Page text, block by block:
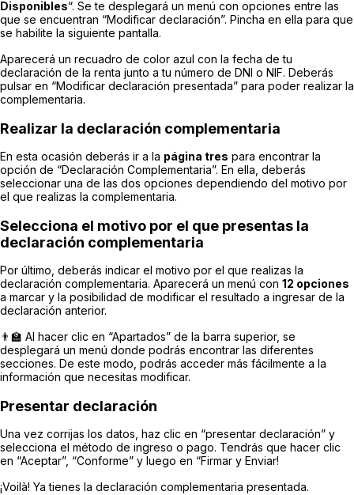
Disponibles“. Se te desplegará un menú con opciones entre las
que se encuentran “Modificar declaración”. Pincha en ella para que
se habilite la siguiente pantalla.
Aparecerá un recuadro de color azul con la fecha de tu
declaración de la renta junto a tu número de DNI o NIF. Deberás
pulsar en “Modificar declaración presentada” para poder realizar la
complementaria.
Realizar la declaración complementaria
En esta ocasión deberás ir a la página tres para encontrar la
opción de “Declaración Complementaria”. En ella, deberás
seleccionar una de las dos opciones dependiendo del motivo por
el que realizas la complementaria.
Selecciona el motivo por el que presentas la
declaración complementaria
Por último, deberás indicar el motivo por el que realizas la
declaración complementaria. Aparecerá un menú con 12 opciones
a marcar y la posibilidad de modificar el resultado a ingresar de la
declaración anterior.
👨‍🏫 Al hacer clic en “Apartados” de la barra superior, se
desplegará un menú donde podrás encontrar las diferentes
secciones. De este modo, podrás acceder más fácilmente a la
información que necesitas modificar.
Presentar declaración
Una vez corrijas los datos, haz clic en “presentar declaración” y
selecciona el método de ingreso o pago. Tendrás que hacer clic
en “Aceptar”, “Conforme” y luego en “Firmar y Enviar!
¡Voilà! Ya tienes la declaración complementaria presentada.